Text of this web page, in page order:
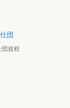
団
団規程